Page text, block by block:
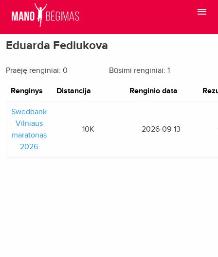
Eduarda Fediukova
Praėję renginiai: 0 Būsimi renginiai: 1
Renginys Distancija Renginio data
Swedbank
Vilniaus
maratonas
2026
10K 2026-09-13